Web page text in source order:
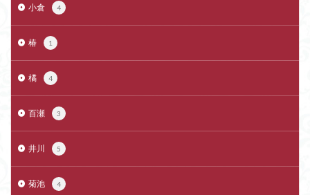
小倉 4
椿 1
橘 4
百瀬 3
井川 5
菊池 4